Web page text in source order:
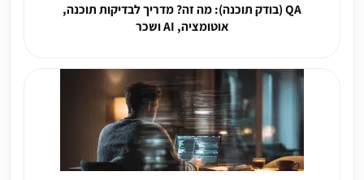
QA (בודק תוכנה): מה זה? מדריך לבדיקות תוכנה,
אוטומציה, AI ושכר